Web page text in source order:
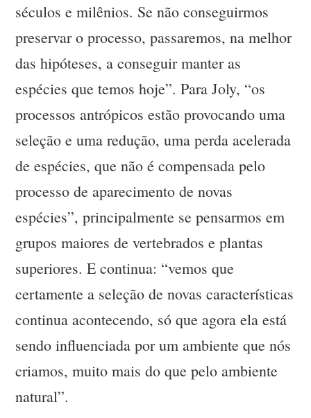
séculos e milênios. Se não conseguirmos
preservar o processo, passaremos, na melhor
das hipóteses, a conseguir manter as
espécies que temos hoje”. Para Joly, “os
processos antrópicos estão provocando uma
seleção e uma redução, uma perda acelerada
de espécies, que não é compensada pelo
processo de aparecimento de novas
espécies”, principalmente se pensarmos em
grupos maiores de vertebrados e plantas
superiores. E continua: “vemos que
certamente a seleção de novas características
continua acontecendo, só que agora ela está
sendo influenciada por um ambiente que nós
criamos, muito mais do que pelo ambiente
natural”.